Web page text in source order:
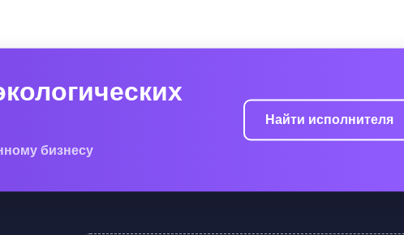
бизнесу
Найти исполнителя